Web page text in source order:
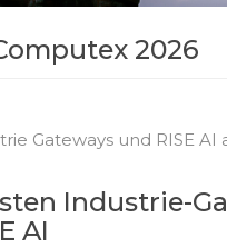
2026
Gateways und RISE AI
Industrie-
AI